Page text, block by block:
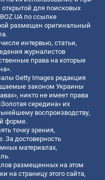
для поисковых
по ссылке
размещен оригинальный
интервью, статьи,
журналистов
права на которые
Getty Images редакция
законом Украины
никто не имеет права
середина» их
воспроизводству,
форме.
точку зрения,
За достоверность
материалах,
размещенных на этом
на страницу этого сайта,